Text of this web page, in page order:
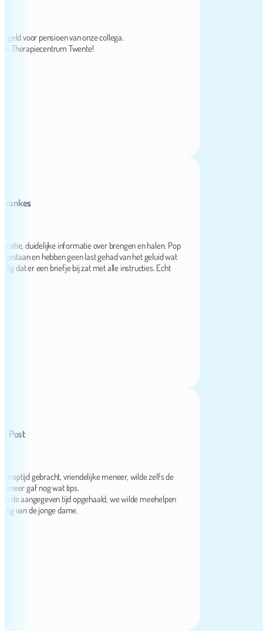
voor pensioen van onze collega.
Twente!
duidelijke informatie over brengen en halen. Pop
en hebben geen last gehad van het geluid wat
er een briefje bij zat met alle instructies. Echt
gebracht, vriendelijke meneer, wilde zelfs de
gaf nog wat tips.
aangegeven tijd opgehaald, we wilde meehelpen
de jonge dame.